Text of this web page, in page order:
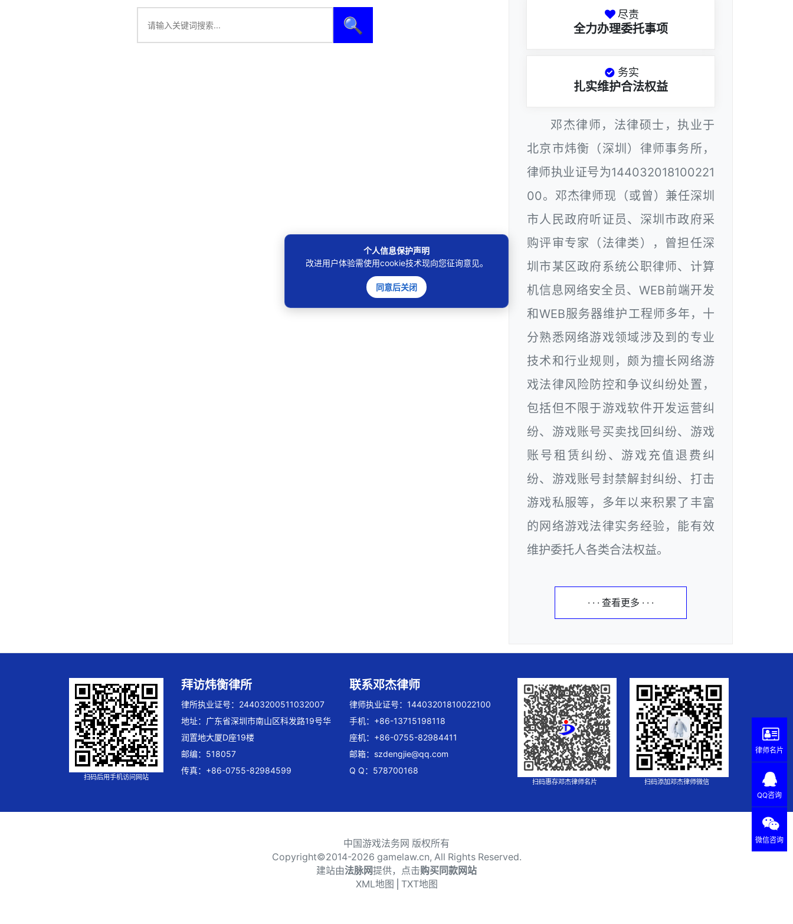
🔍
尽责
全力办理委托事项
务实
扎实维护合法权益
邓杰律师，法律硕士，执业于
北京市炜衡（深圳）律师事务所，
律师执业证号为144032018100221
00。邓杰律师现（或曾）兼任深圳
市人民政府听证员、深圳市政府采
购评审专家（法律类），曾担任深
圳市某区政府系统公职律师、计算
机信息网络安全员、WEB前端开发
和WEB服务器维护工程师多年，十
分熟悉网络游戏领域涉及到的专业
技术和行业规则，颇为擅长网络游
戏法律风险防控和争议纠纷处置，
包括但不限于游戏软件开发运营纠
纷、游戏账号买卖找回纠纷、游戏
账号租赁纠纷、游戏充值退费纠
纷、游戏账号封禁解封纠纷、打击
游戏私服等，多年以来积累了丰富
的网络游戏法律实务经验，能有效
维护委托人各类合法权益。
· · · 查看更多 · · ·
扫码后用手机访问网站
拜访炜衡律所
律所执业证号：24403200511032007
地址：广东省深圳市南山区科发路19号华
润置地大厦D座19楼
邮编：518057
传真：+86-0755-82984599
联系邓杰律师
律师执业证号：14403201810022100
手机：+86-13715198118
座机：+86-0755-82984411
邮箱： szdengjie@qq.com
Q Q：578700168
扫码惠存邓杰律师名片 扫码添加邓杰律师微信
中国游戏法务网 版权所有
Copyright©2014-2026 gamelaw.cn, All Rights Reserved.
建站由法脉网提供，点击购买同款网站
个人信息保护声明
改进用户体验需使用cookie技术现向您征询意见。
同意后关闭
XML地图 TXT地图
律师名片
QQ咨询
微信咨询